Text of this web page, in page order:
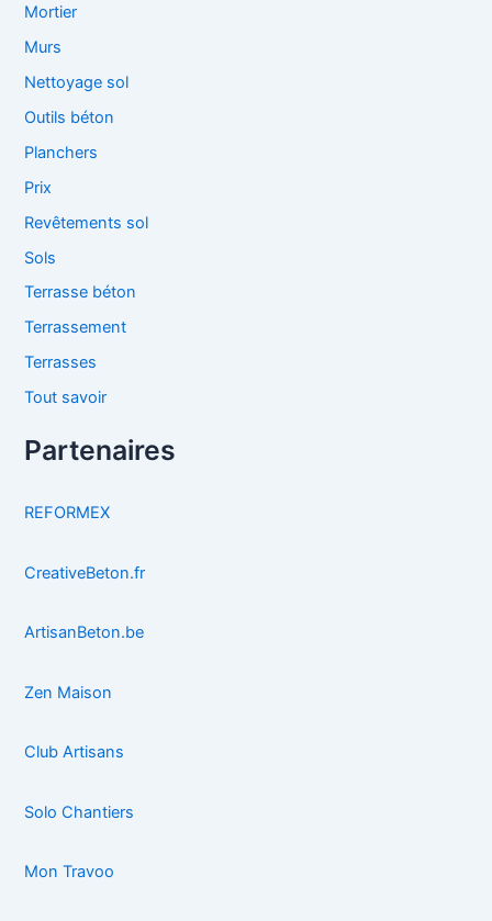
Mortier
Murs
Nettoyage sol
Outils béton
Planchers
Prix
Revêtements sol
Sols
Terrasse béton
Terrassement
Terrasses
Tout savoir
Partenaires
REFORMEX
CreativeBeton.fr
ArtisanBeton.be
Zen Maison
Club Artisans
Solo Chantiers
Mon Travoo